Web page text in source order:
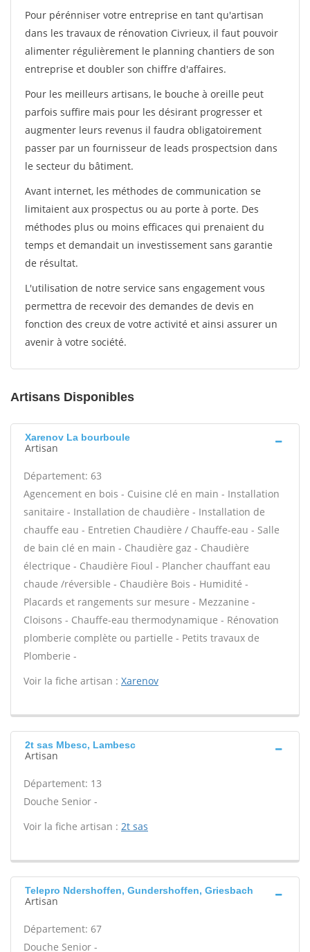
Pour pérénniser votre entreprise en tant qu'artisan
dans les travaux de rénovation Civrieux, il faut pouvoir
alimenter régulièrement le planning chantiers de son
entreprise et doubler son chiffre d'affaires.
Pour les meilleurs artisans, le bouche à oreille peut
parfois suffire mais pour les désirant progresser et
augmenter leurs revenus il faudra obligatoirement
passer par un fournisseur de leads prospectsion dans
le secteur du bâtiment.
Avant internet, les méthodes de communication se
limitaient aux prospectus ou au porte à porte. Des
méthodes plus ou moins efficaces qui prenaient du
temps et demandait un investissement sans garantie
de résultat.
L'utilisation de notre service sans engagement vous
permettra de recevoir des demandes de devis en
fonction des creux de votre activité et ainsi assurer un
avenir à votre société.
Artisans Disponibles
Xarenov La bourboule
Artisan
Département: 63
Agencement en bois - Cuisine clé en main - Installation
sanitaire - Installation de chaudière - Installation de
chauffe eau - Entretien Chaudière / Chauffe-eau - Salle
de bain clé en main - Chaudière gaz - Chaudière
électrique - Chaudière Fioul - Plancher chauffant eau
chaude /réversible - Chaudière Bois - Humidité -
Placards et rangements sur mesure - Mezzanine -
Cloisons - Chauffe-eau thermodynamique - Rénovation
plomberie complète ou partielle - Petits travaux de
Plomberie -
Voir la fiche artisan : Xarenov
2t sas Mbesc, Lambesc
Artisan
Département: 13
Douche Senior -
Voir la fiche artisan : 2t sas
Telepro Ndershoffen, Gundershoffen, Griesbach
Artisan
Département: 67
Douche Senior -